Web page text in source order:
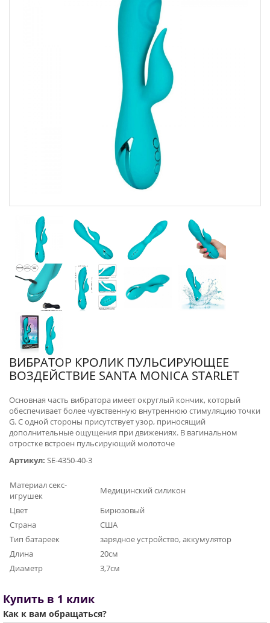
ВИБРАТОР КРОЛИК ПУЛЬСИРУЮЩЕЕ
ВОЗДЕЙСТВИЕ SANTA MONICA STARLET
Основная часть вибратора имеет округлый кончик, который
обеспечивает более чувственную внутреннюю стимуляцию точки
G. С одной стороны присутствует узор, приносящий
дополнительные ощущения при движениях. В вагинальном
отростке встроен пульсирующий молоточе
Артикул: SE-4350-40-3
Материал секс-
игрушек
Медицинский силикон
Цвет
Бирюзовый
Страна
США
Тип батареек
зарядное устройство, аккумулятор
Длина
20см
Диаметр
3,7см
Купить в 1 клик
Как к вам обращаться?